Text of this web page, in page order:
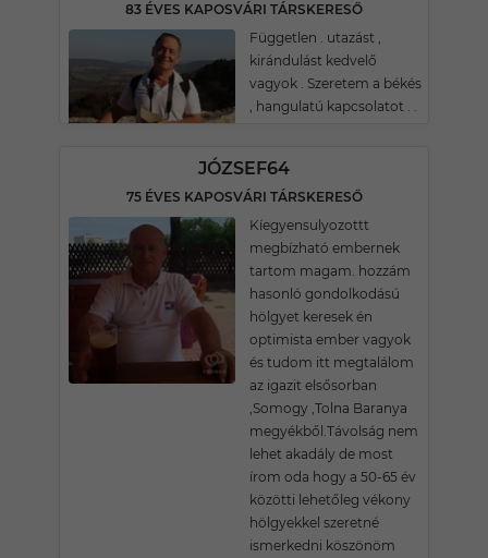
83 ÉVES KAPOSVÁRI TÁRSKERESŐ
Független . utazást ,
kirándulást kedvelő
vagyok . Szeretem a békés
, hangulatú kapcsolatot . .
JÓZSEF64
75 ÉVES KAPOSVÁRI TÁRSKERESŐ
Kíegyensulyozottt
megbízható embernek
tartom magam. hozzám
hasonló gondolkodású
hölgyet keresek én
optimista ember vagyok
és tudom itt megtalálom
az igazit elsősorban
,Somogy ,Tolna Baranya
megyékből.Távolság nem
lehet akadály de most
írom oda hogy a 50-65 év
közötti lehetőleg vékony
hölgyekkel szeretné
ismerkedni köszönöm